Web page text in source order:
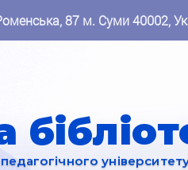
87 м. Суми 40002,